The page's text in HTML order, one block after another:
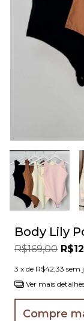
Body Lily
R$169,00
3 x de R$42,33 sem
Ver mais
Compre